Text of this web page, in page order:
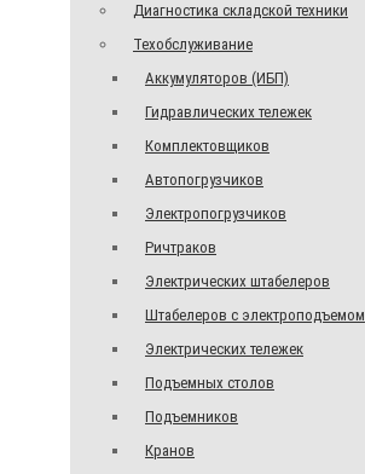
Диагностика складской техники
Техобслуживание
Аккумуляторов (ИБП)
Гидравлических тележек
Комплектовщиков
Автопогрузчиков
Электропогрузчиков
Ричтраков
Электрических штабелеров
Штабелеров с электроподъемом
Электрических тележек
Подъемных столов
Подъемников
Кранов